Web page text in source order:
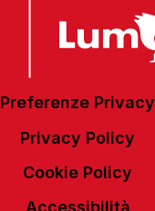
Preferenze Privacy
Privacy Policy
Cookie Policy